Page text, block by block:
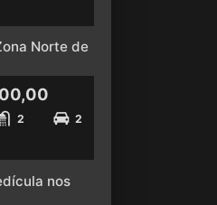
Norte de
2 2
nos